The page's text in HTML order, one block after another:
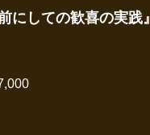
にしての歓喜の実践』